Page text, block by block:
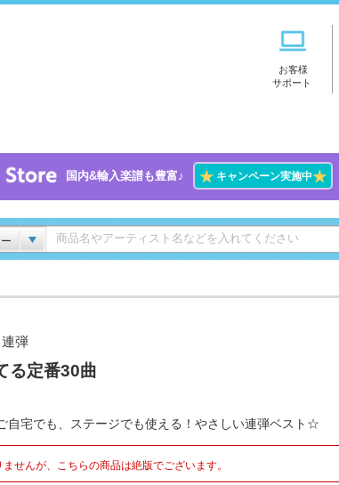
お客様
サポート
国内&輸入楽譜も豊富♪ ★キャンペーン実施中★
弾
る定番30曲
自宅でも、ステージでも使える！やさしい連弾ベスト☆
せんが、こちらの商品は絶版でございます。